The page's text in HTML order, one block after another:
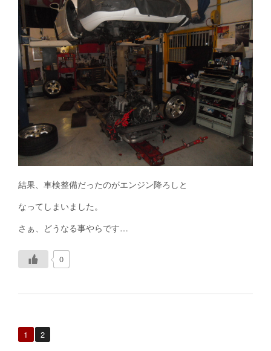
結果、車検整備だったのがエンジン降ろしと
なってしまいました。
さぁ、どうなる事やらです…
0
1 2